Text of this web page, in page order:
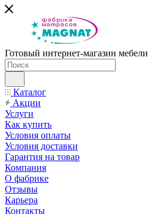
Готовый интернет-магазин мебели
Каталог
Акции
Услуги
Как купить
Условия оплаты
Условия доставки
Гарантия на товар
Компания
О фабрике
Отзывы
Карьера
Контакты